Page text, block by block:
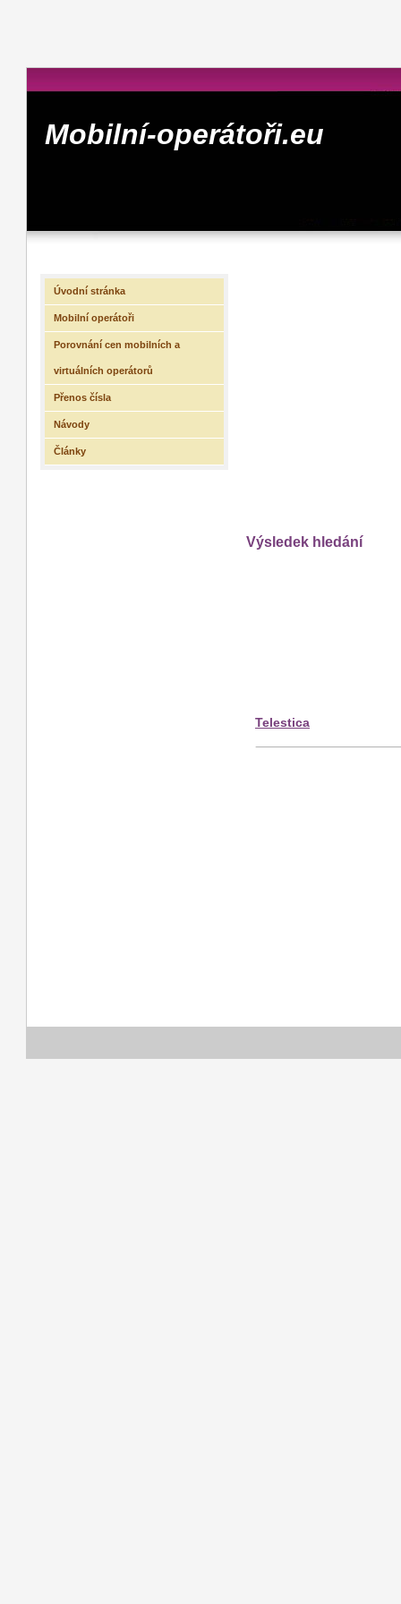
Mobilní-operátoři.eu
Výsledek hledání
Telestica
Úvodní stránka
Mobilní operátoři
Porovnání cen mobilních a
virtuálních operátorů
Přenos čísla
Návody
Články